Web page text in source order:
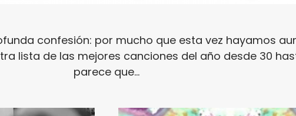
confesión: por mucho que esta vez hayamos
lista de las mejores canciones del año desde 30
parece que…